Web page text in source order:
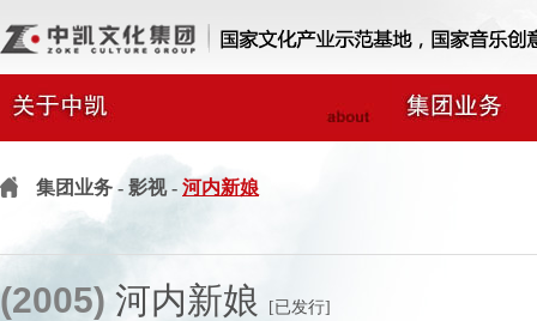
集团业务 - 影视 - 河内新娘
(2005) 河内新娘 [已发行]